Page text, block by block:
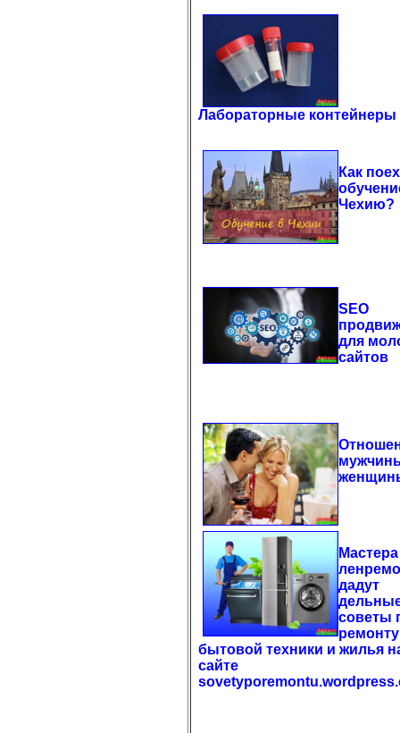
Лабораторные контейнеры
Как
Чехию?
SEO
для
сайтов
Мастера
дадут
советы
ремонту
бытовой техники и жилья
сайте